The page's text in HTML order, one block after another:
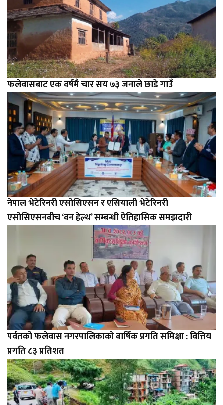
फलेवासबाट एक वर्षमै चार सय ७३ जनाले छाडे गाउँ
नेपाल भेटेरिनरी एसोसिएसन र एसियाली भेटेरिनरी
एसोसिएसनबीच ‘वन हेल्थ’ सम्बन्धी ऐतिहासिक समझदारी
पर्वतको फलेवास नगरपालिकाको बार्षिक प्रगति समिक्षा : वित्तिय
प्रगति ८३ प्रतिशत